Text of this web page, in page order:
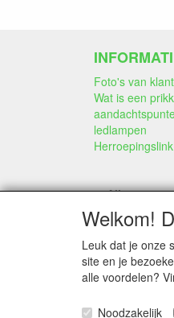
Foto's van
Wat is een
ledlampen
Alle
zijn
Welkom!
Leuk dat je onze
site en je
alle voordelen?
Noodzakelijk